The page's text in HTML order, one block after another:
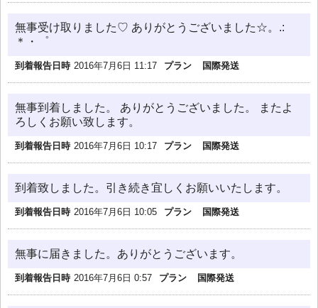
無事受け取りました♡ ありがとうございました☆。.:
＊・゜
到着報告日時 2016年7月6日 11:17 プラン 国際発送
無事到着しました。 ありがとうございました。 またよ
ろしくお願い致します。
到着報告日時 2016年7月6日 10:17 プラン 国際発送
到着致しました。引き続き宜しくお願いいたします。
到着報告日時 2016年7月6日 10:05 プラン 国際発送
無事に届きました。ありがとうございます。
到着報告日時 2016年7月6日 0:57 プラン 国際発送